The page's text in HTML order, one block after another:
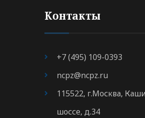
Контакты
+7 (495) 109-0393
ncpz@ncpz.ru
115522, г.Москва,
шоссе, д.34